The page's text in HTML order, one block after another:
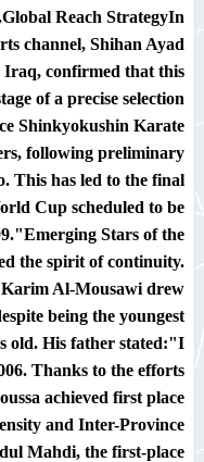
Global Reach StrategyIn
channel, Shihan Ayad
confirmed that this
of a precise selection
Shinkyokushin Karate
following preliminary
This has led to the final
Cup scheduled to be
."Emerging Stars of the
the spirit of continuity.
Al-Mousawi drew
being the youngest
old. His father stated:"I
Thanks to the efforts
achieved first place
and Inter-Province
Mahdi, the first-place